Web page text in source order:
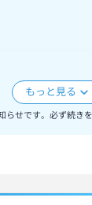
らせです。必ず続きを